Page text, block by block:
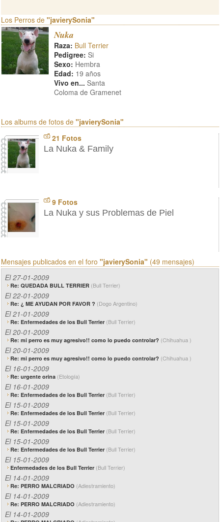
Los Perros de "javierySonia"
Nuka
Raza: Bull Terrier
Pedigree: Si
Sexo: Hembra
Edad: 19 años
Vivo en... Santa
Coloma de Gramenet
Los albums de fotos de "javierySonia"
21 Fotos
La Nuka & Family
9 Fotos
La Nuka y sus Problemas de Piel
Mensajes publicados en el foro "javierySonia" (49 mensajes)
El 27-01-2009
Re: QUEDADA BULL TERRIER (Bull Terrier)
El 22-01-2009
Re: ¿ ME AYUDAN POR FAVOR ? (Dogo Argentino)
El 21-01-2009
Re: Enfermedades de los Bull Terrier (Bull Terrier)
El 20-01-2009
Re: mi perro es muy agresivo!! como lo puedo controlar? (Chihuahua )
El 20-01-2009
Re: mi perro es muy agresivo!! como lo puedo controlar? (Chihuahua )
El 16-01-2009
Re: urgente orina (Etología)
El 16-01-2009
Re: Enfermedades de los Bull Terrier (Bull Terrier)
El 15-01-2009
Re: Enfermedades de los Bull Terrier (Bull Terrier)
El 15-01-2009
Re: Enfermedades de los Bull Terrier (Bull Terrier)
El 15-01-2009
Re: Enfermedades de los Bull Terrier (Bull Terrier)
El 15-01-2009
Enfermedades de los Bull Terrier (Bull Terrier)
El 14-01-2009
Re: PERRO MALCRIADO (Adiestramiento)
El 14-01-2009
Re: PERRO MALCRIADO (Adiestramiento)
El 14-01-2009